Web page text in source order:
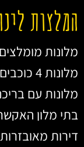
המלצות
מלונות
מלונות 4 כוכבים בברלין
מלונות עם
בתי מלון
דירות